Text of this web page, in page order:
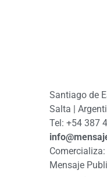
Santiago de
Salta |
Tel: +54 387
Comercializa:
Mensaje